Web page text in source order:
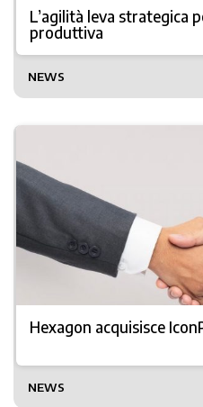
L’agilità leva strategica
produttiva
NEWS
Hexagon acquisisce
NEWS